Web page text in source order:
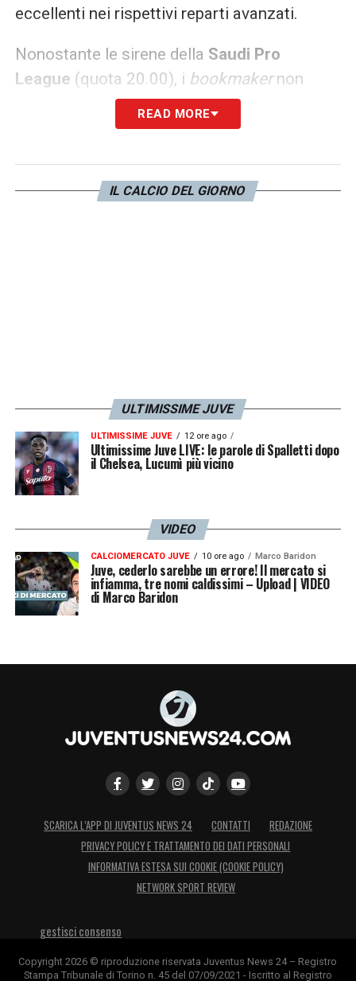
eccellenti nei rispettivi reparti avanzati.
Nonostante le sirene della Saudi Pro
League (quota 20.00), i bookmakernon
escludono del tutto il “lieto fine” con
La conferma in bianconero
scommesse, con una quota di 1.35
stallo attuale suggerisce che il valore sia
READ MORE
IL CALCIO DEL GIORNO
ULTIMISSIME JUVE
ULTIMISSIME JUVE 12 ore ago
Ultimissime Juve LIVE: le parole di Spalletti dopo
il Chelsea, Lucumì più vicino
VIDEO
CALCIOMERCATO JUVE 10 ore ago Marco Baridon
Juve, cederlo sarebbe un errore! Il mercato si
infiamma, tre nomi caldissimi – Upload | VIDEO
di Marco Baridon
SCARICA L’APP DI JUVENTUS NEWS 24 CONTATTI
REDAZIONE
PRIVACY POLICY E TRATTAMENTO DEI DATI PERSONALI
INFORMATIVA ESTESA SUI COOKIE (COOKIE POLICY)
NETWORK SPORT REVIEW
gestisci consenso
Copyright 2026 © riproduzione riservata Juventus News 24 – Registro
Stampa Tribunale di Torino n. 45 del 07/09/2021 - Iscritto al Registro